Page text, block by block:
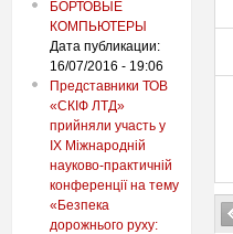
БОРТОВЫЕ
КОМПЬЮТЕРЫ
Дата публикации:
16/07/2016 - 19:06
Представники ТОВ
«СКІФ ЛТД»
прийняли участь у
IX Міжнародній
науково-практичній
конференції на тему
«Безпека
дорожнього руху: